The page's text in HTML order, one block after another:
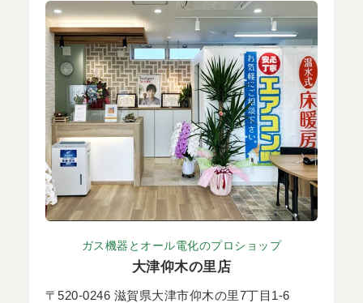
ガス機器とオール電化のプロショップ
大津仰木の里店
〒520-0246 滋賀県大津市仰木の里7丁目1-6